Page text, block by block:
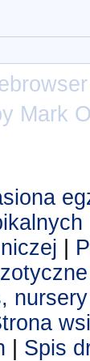
Mark
nursery
Spis